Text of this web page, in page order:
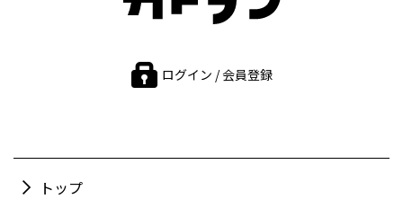
ログイン / 会員登録
トップ